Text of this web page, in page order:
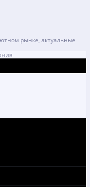
рынке, актуальные